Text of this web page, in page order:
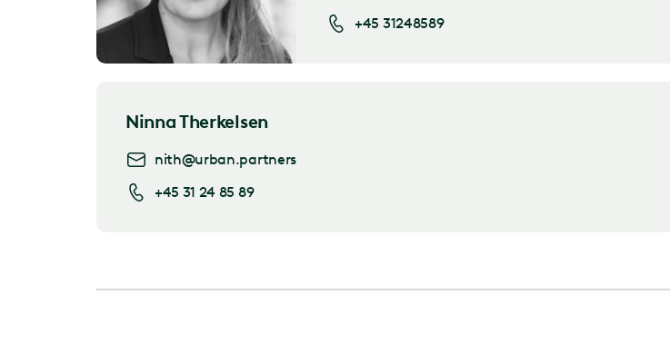
+45 31248589
Ninna Therkelsen
nith@urban.partners
+45 31 24 85 89